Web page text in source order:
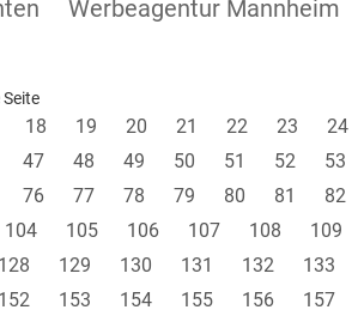
Werbeagentur Mannheim
18 19 20 21 22 23 24
47 48 49 50 51 52 53
76 77 78 79 80 81 82
104 105 106 107 108 109
128 129 130 131 132 133
152 153 154 155 156 157